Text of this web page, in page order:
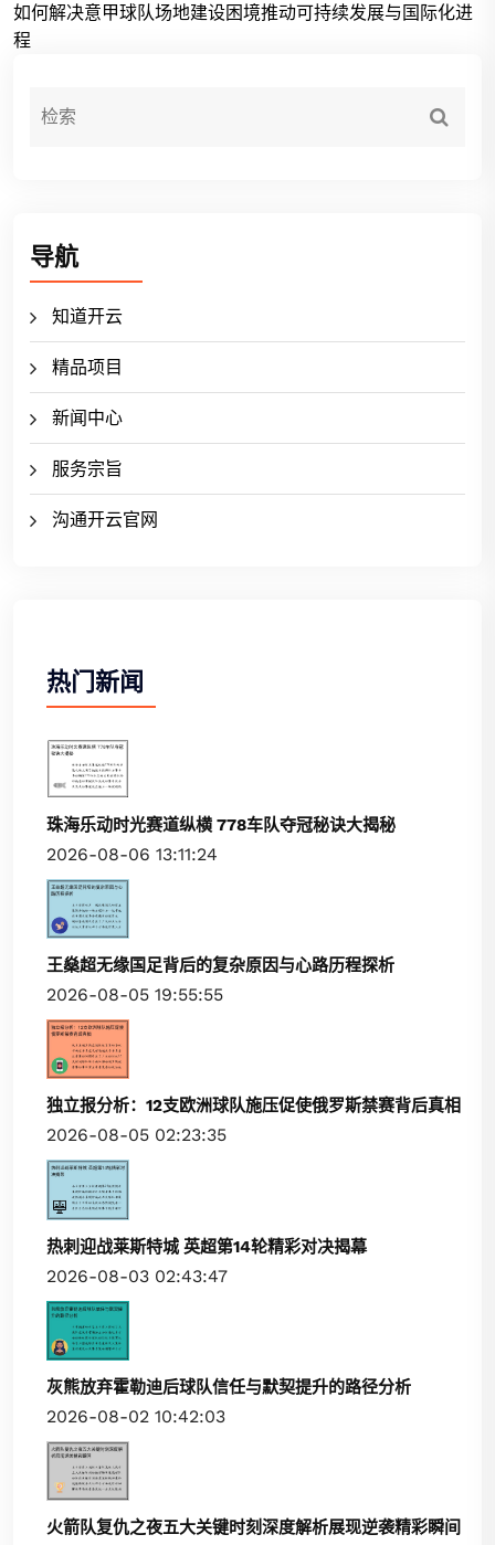
如何解决意甲球队场地建设困境推动可持续发展与国际化进
程
导航
知道开云
精品项目
新闻中心
服务宗旨
沟通开云官网
热门新闻
珠海乐动时光赛道纵横 778车队夺冠秘诀大揭秘
2026-08-06 13:11:24
王燊超无缘国足背后的复杂原因与心路历程探析
2026-08-05 19:55:55
独立报分析：12支欧洲球队施压促使俄罗斯禁赛背后真相
2026-08-05 02:23:35
热刺迎战莱斯特城 英超第14轮精彩对决揭幕
2026-08-03 02:43:47
灰熊放弃霍勒迪后球队信任与默契提升的路径分析
2026-08-02 10:42:03
火箭队复仇之夜五大关键时刻深度解析展现逆袭精彩瞬间